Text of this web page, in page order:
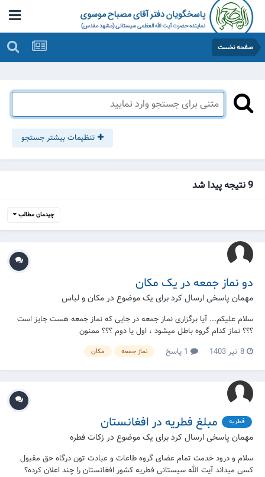
صفحه نخست
تنظیمات بیشتر جستجو
9 نتیجه پیدا شد
چیدمان مطالب
دو نماز جمعه در یک مکان
مهمان پاسخی ارسال کرد برای یک موضوع در مکان و لباس
سلام علیکم... آیا برگزاری نماز جمعه در جایی که نماز جمعه هست جایز است
؟؟؟ نماز کدام گروه باطل میشود ، اول یا دوم ؟؟؟ ممنون
8 تیر 1403
نماز جمعه مکان
فطریه مبلغ فطریه در افغانستان
مهمان پاسخی ارسال کرد برای یک موضوع در زکات فطره
سلام و درود خدمت تمام عضای گروه طاعات و عبادت تون درگاه حق مقبول
کسی میداند آیت الله سیستانی فطریه کشور افغانستان را چند اعلان کرده؟